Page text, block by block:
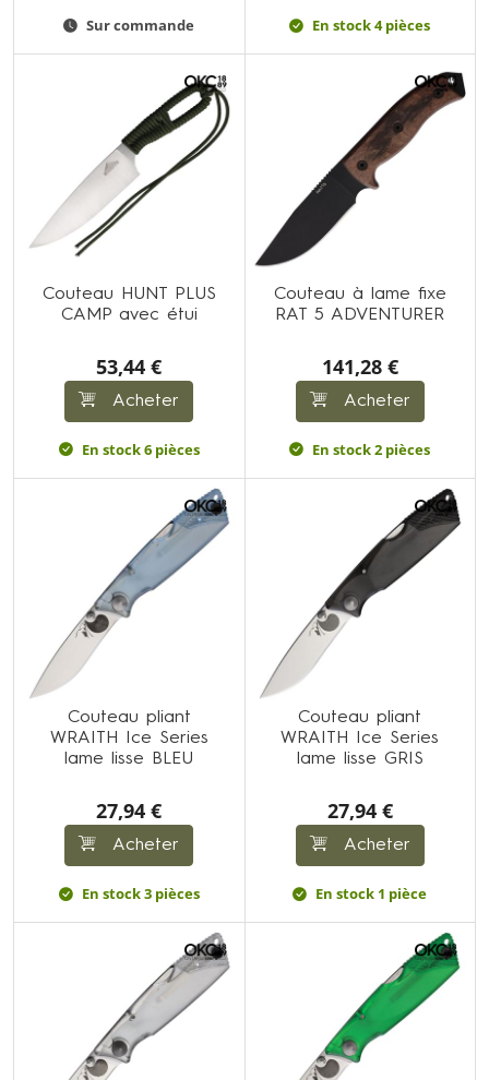
Sur commande En stock 4 pièces
Couteau HUNT PLUS
CAMP avec étui
53,44 €
Acheter
En stock 6 pièces
Couteau à lame fixe
RAT 5 ADVENTURER
141,28 €
Acheter
En stock 2 pièces
Couteau pliant
WRAITH Ice Series
lame lisse BLEU
27,94 €
Acheter
En stock 3 pièces
Couteau pliant
WRAITH Ice Series
lame lisse GRIS
27,94 €
Acheter
En stock 1 pièce